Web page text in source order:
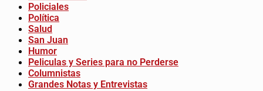
Policiales
Política
Salud
San Juan
Humor
Peliculas y Series para no Perderse
Columnistas
Grandes Notas y Entrevistas